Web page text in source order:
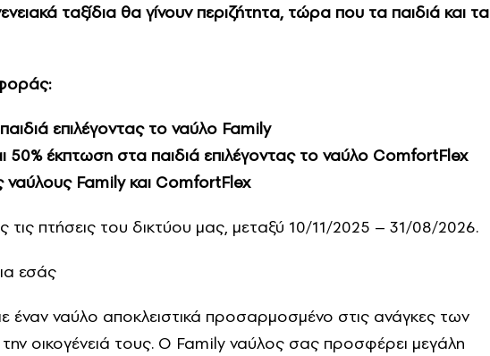
ταξίδια θα γίνουν περιζήτητα, τώρα που τα παιδιά και τα
επιλέγοντας το ναύλο Family
50% έκπτωση στα παιδιά επιλέγοντας το ναύλο ComfortFlex
ναύλους Family και ComfortFlex
πτήσεις του δικτύου μας, μεταξύ 10/11/2025 – 31/08/2026.
εσάς
έναν ναύλο αποκλειστικά προσαρμοσμένο στις ανάγκες των
οικογένειά τους. Ο Family ναύλος σας προσφέρει μεγάλη